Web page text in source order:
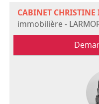
CABINET
immobilière -